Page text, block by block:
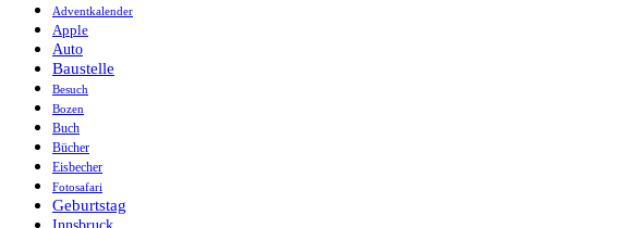
Adventkalender
Apple
Auto
Baustelle
Besuch
Bozen
Buch
Bücher
Eisbecher
Fotosafari
Geburtstag